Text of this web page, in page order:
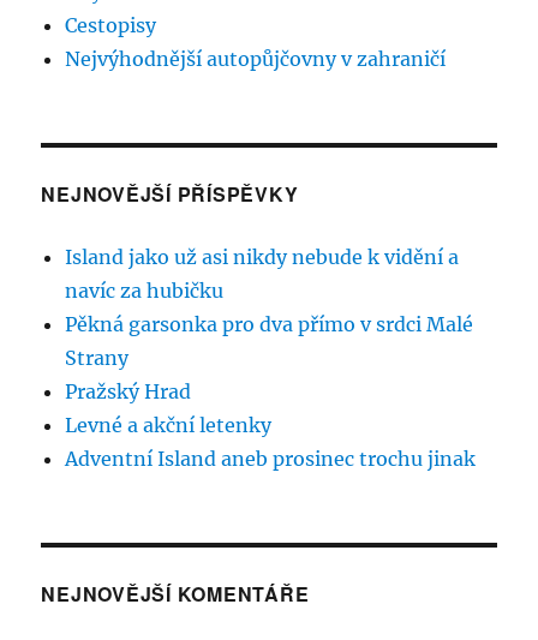
Cestopisy
Nejvýhodnější autopůjčovny v zahraničí
NEJNOVĚJŠÍ PŘÍSPĚVKY
Island jako už asi nikdy nebude k vidění a
navíc za hubičku
Pěkná garsonka pro dva přímo v srdci Malé
Strany
Pražský Hrad
Levné a akční letenky
Adventní Island aneb prosinec trochu jinak
NEJNOVĚJŠÍ KOMENTÁŘE